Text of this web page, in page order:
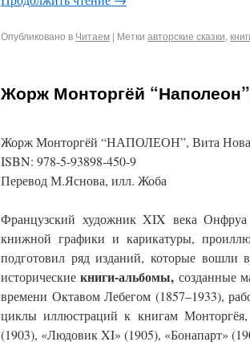
Опубликовано в Читаем | Метки авторские сказки,
Жорж Монторгёй
Жорж Монторгёй “НАПОЛЕОН”, Вита Нова,
ISBN: 978-5-93898-450-9
Перевод М.Яснова, илл. Жоба
Французский художник XIX века
книжной графики и карикатуры,
подготовил ряд изданий, которые
историческиекниги-альбомы, созданные
времени Октавом Лебегом (1857–1933),
циклы иллюстраций к книгам
(1903), «Людовик XI» (1905), «Бонапарт»